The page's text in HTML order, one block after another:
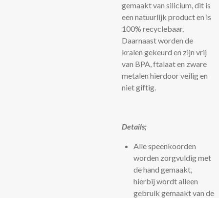
gemaakt van silicium, dit is
een natuurlijk product en is
100% recyclebaar.
Daarnaast worden de
kralen gekeurd en zijn vrij
van BPA, ftalaat en zware
metalen hierdoor veilig en
niet giftig.
Details;
Alle speenkoorden
worden zorgvuldig met
de hand gemaakt,
hierbij wordt alleen
gebruik gemaakt van de